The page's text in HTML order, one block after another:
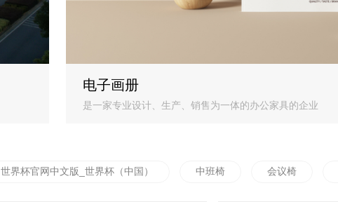
电子画册
是一家专业设计、生产、销售为一体的办公家具的企业
世界杯官网中文版_世界杯（中国） 中班椅 会议椅